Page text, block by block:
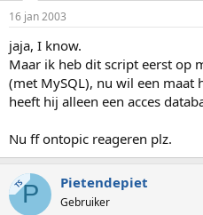
16 jan 2003
jaja, I know.
Maar ik heb dit script eerst op
(met MySQL), nu wil een maat
heeft hij alleen een acces
Nu ff ontopic reageren plz.
TSP Pietendepiet
Gebruiker